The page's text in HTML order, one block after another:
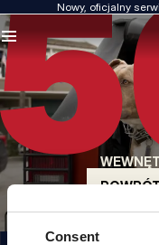
Consent
Nowy, oficjalny
JAKOŚĆ TO DLA
Naszą odzież
wytrzymałości,
US ORIGIN
Nasze korzenie
surowy, autentyczny i
MARKA Z
Nasze kolekcje
INFORMACJE